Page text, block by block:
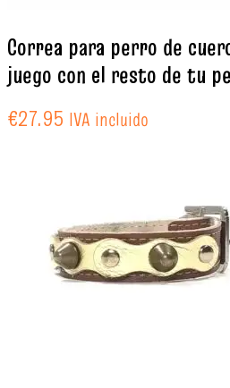
Correa para perro de
juego con el resto de tu
€27.95 IVA incluido